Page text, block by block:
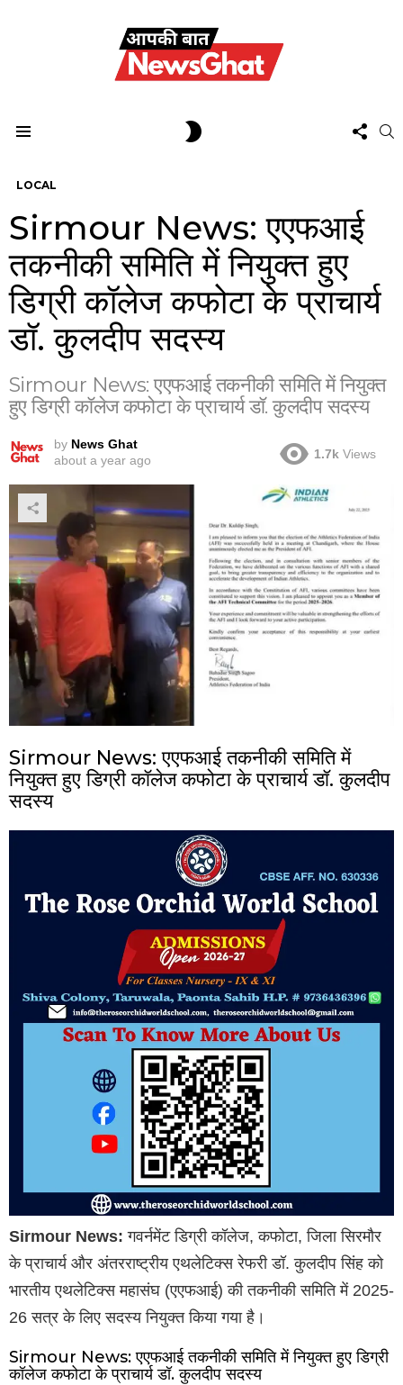
US
LOCAL
Sirmour News: एएफआई
तकनीकी समिति में नियुक्त हुए
डिग्री कॉलेज कफोटा के प्राचार्य
डॉ. कुलदीप सदस्य
Sirmour News: एएफआई तकनीकी समिति में नियुक्त
हुए डिग्री कॉलेज कफोटा के प्राचार्य डॉ. कुलदीप सदस्य
by News Ghat
about a year ago
1.7k Views
Sirmour News: एएफआई तकनीकी समिति में
नियुक्त हुए डिग्री कॉलेज कफोटा के प्राचार्य डॉ. कुलदीप
सदस्य
Sirmour News: गवर्नमेंट डिग्री कॉलेज, कफोटा, जिला सिरमौर
के प्राचार्य और अंतरराष्ट्रीय एथलेटिक्स रेफरी डॉ. कुलदीप सिंह को
भारतीय एथलेटिक्स महासंघ (एएफआई) की तकनीकी समिति में 2025-
26 सत्र के लिए सदस्य नियुक्त किया गया है।
Sirmour News: एएफआई तकनीकी समिति में नियुक्त हुए डिग्री
कॉलेज कफोटा के प्राचार्य डॉ. कुलदीप सदस्य